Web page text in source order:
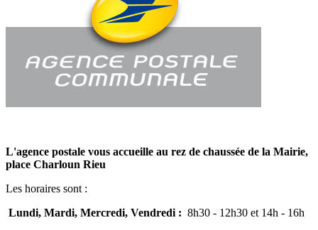
L'agence postale vous accueille au rez de chaussée de la Mairie,
place Charloun Rieu
Les horaires sont :
Lundi, Mardi, Mercredi, Vendredi : 8h30 - 12h30 et 14h - 16h